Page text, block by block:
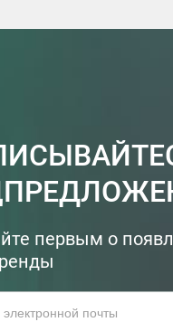
первым о